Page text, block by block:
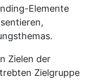
Elemente
Zielen der
Zielgruppe